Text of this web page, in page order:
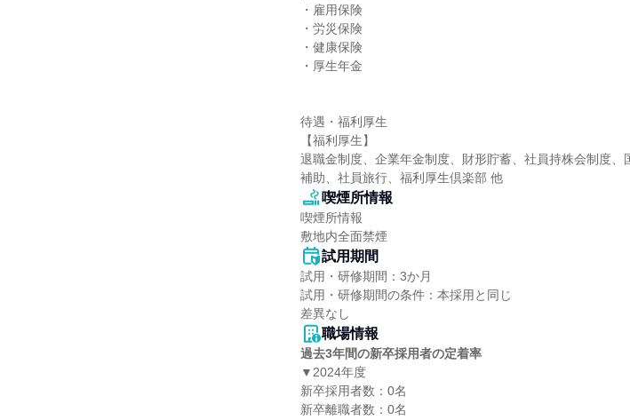
・雇用保険
・労災保険
・健康保険
・厚生年金
待遇・福利厚生
【福利厚生】
退職金制度、企業年金制度、財形貯蓄、社員持株会制度
補助、社員旅行、福利厚生倶楽部 他
喫煙所情報
喫煙所情報
敷地内全面禁煙
試用期間
試用・研修期間：3か月
試用・研修期間の条件：本採用と同じ
職場情報
過去3年間の新卒採用者の定着率
▼2024年度
新卒採用者数：0名
新卒離職者数：0名